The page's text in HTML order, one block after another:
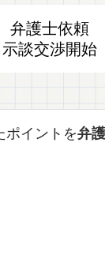
弁護士依頼
示談交渉開始
ポイントを弁